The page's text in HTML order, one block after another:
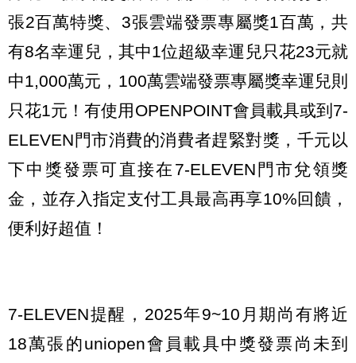
張2百萬特獎、3張雲端發票專屬獎1百萬，共
有8名幸運兒，其中1位超級幸運兒只花23元就
中1,000萬元，100萬雲端發票專屬獎幸運兒則
只花1元！有使用OPENPOINT會員載具或到7-
ELEVEN門市消費的消費者趕緊對獎，千元以
下中獎發票可直接在7-ELEVEN門市兌領獎
金，並存入指定支付工具最高再享10%回饋，
便利好超值！
7-ELEVEN提醒，2025年9~10月期尚有將近
18萬張的uniopen會員載具中獎發票尚未到